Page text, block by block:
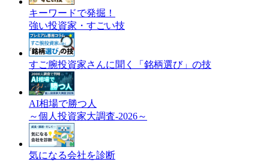
キーワードで発掘！
強い投資家・すごい技
すご腕投資家さんに聞く「銘柄選び」の技
AI相場で勝つ人
～個人投資家大調査-2026～
気になる会社を診断